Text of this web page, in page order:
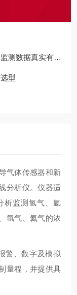
真实有效的关键
型
气体传感器和新
分析仪。仪器适
析监测氢气、氩
氩气、氦气的浓
警、数字及模拟
量程 ，并提供具